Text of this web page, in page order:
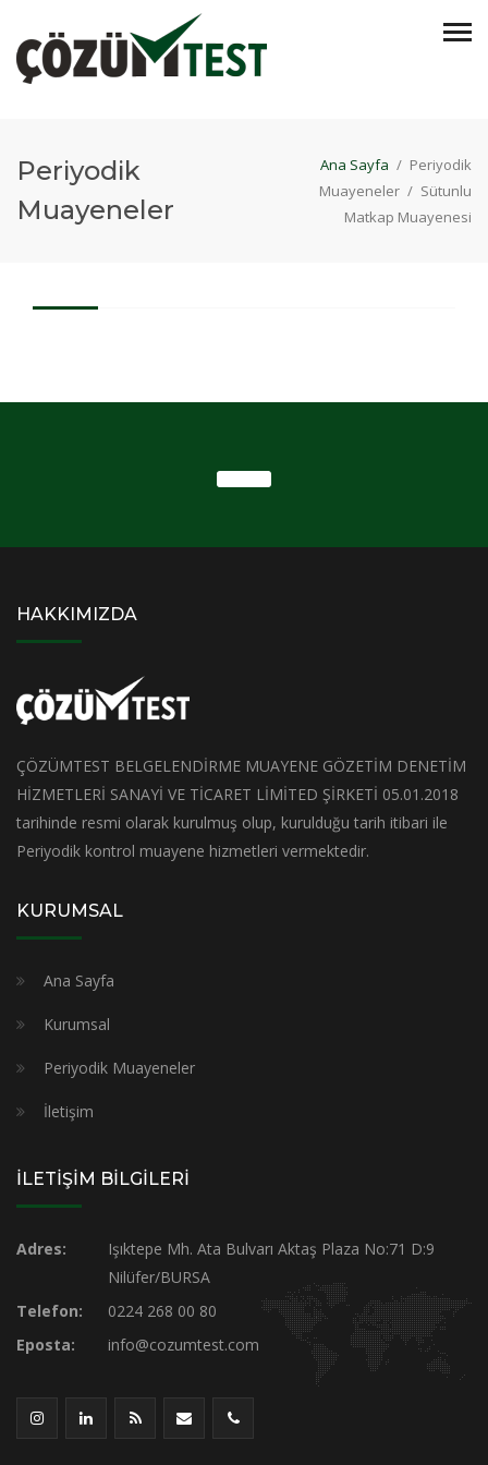
Periyodik
Muayeneler
Ana Sayfa / Periyodik
Muayeneler / Sütunlu
Matkap Muayenesi
HAKKIMIZDA
ÇÖZÜMTEST BELGELENDİRME MUAYENE GÖZETİM DENETİM
HİZMETLERİ SANAYİ VE TİCARET LİMİTED ŞİRKETİ 05.01.2018
tarihinde resmi olarak kurulmuş olup, kurulduğu tarih itibari ile
Periyodik kontrol muayene hizmetleri vermektedir.
KURUMSAL
Ana Sayfa
Kurumsal
Periyodik Muayeneler
İletişim
İLETİŞİM BİLGİLERİ
Adres:
Işıktepe Mh. Ata Bulvarı Aktaş Plaza No:71 D:9
Nilüfer/BURSA
Telefon:
0224 268 00 80
Eposta:
info@cozumtest.com